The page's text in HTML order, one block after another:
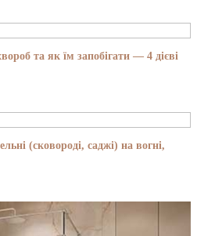
та як їм запобігати — 4 дієві
(сковороді, саджі) на вогні,